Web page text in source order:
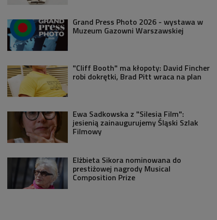
Grand Press Photo 2026 - wystawa w
Muzeum Gazowni Warszawskiej
"Cliff Booth" ma kłopoty: David Fincher
robi dokrętki, Brad Pitt wraca na plan
Ewa Sadkowska z "Silesia Film":
jesienią zainaugurujemy Śląski Szlak
Filmowy
Elżbieta Sikora nominowana do
prestiżowej nagrody Musical
Composition Prize